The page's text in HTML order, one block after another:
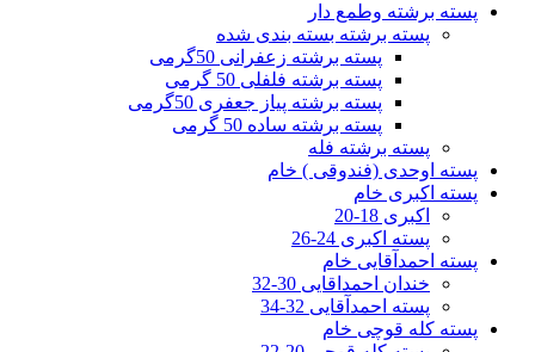
پسته برشته وطمع دار
پسته برشته بسته بندی شده
پسته برشته زعفرانی 50گرمی
پسته برشته فلفلی 50 گرمی
پسته برشته پیاز جعفری 50گرمی
پسته برشته ساده 50 گرمی
پسته برشته فله
پسته اوحدی (فندوقی ) خام
پسته اکبری خام
اکبری 18-20
پسته اکبری 24-26
پسته احمدآقایی خام
خندان احمداقایی 30-32
پسته احمدآقایی 32-34
پسته کله قوچی خام